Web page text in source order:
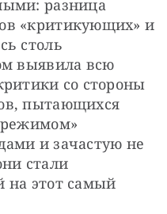
разница
«критикующих» и
столь
выявила всю
со стороны
пытающихся
режимом»
и зачастую не
стали
на этот самый